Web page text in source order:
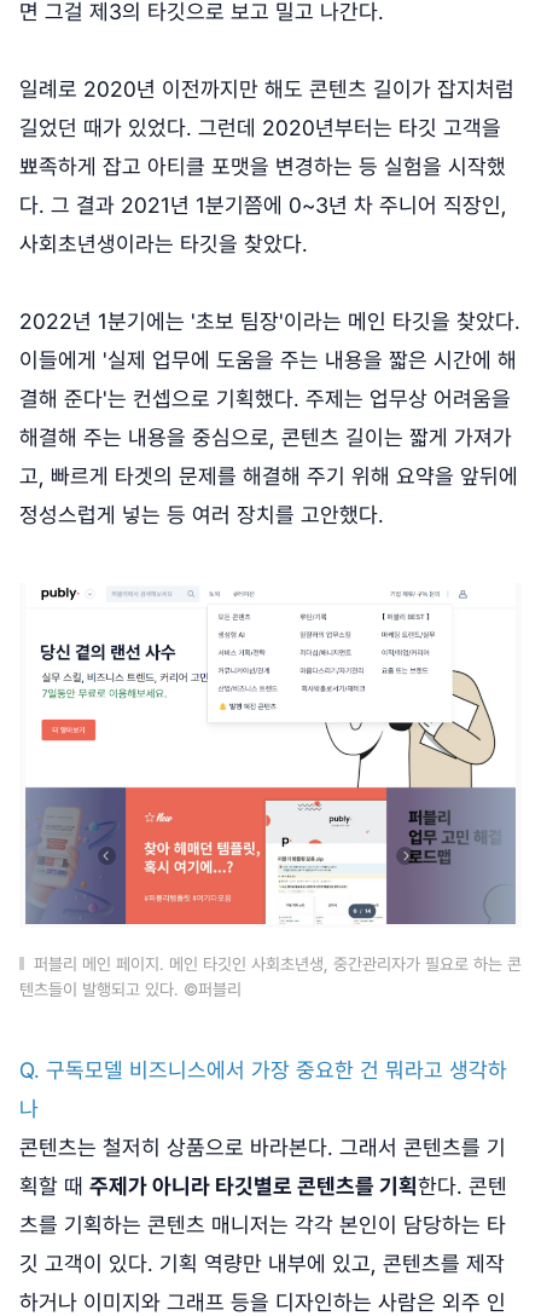
면 그걸 제3의 타깃으로 보고 밀고 나간다.
일례로 2020년 이전까지만 해도 콘텐츠 길이가 잡지처럼
길었던 때가 있었다. 그런데 2020년부터는 타깃 고객을
뾰족하게 잡고 아티클 포맷을 변경하는 등 실험을 시작했
다. 그 결과 2021년 1분기쯤에 0~3년 차 주니어 직장인,
사회초년생이라는 타깃을 찾았다.
2022년 1분기에는 '초보 팀장'이라는 메인 타깃을 찾았다.
이들에게 '실제 업무에 도움을 주는 내용을 짧은 시간에 해
결해 준다'는 컨셉으로 기획했다. 주제는 업무상 어려움을
해결해 주는 내용을 중심으로, 콘텐츠 길이는 짧게 가져가
고, 빠르게 타겟의 문제를 해결해 주기 위해 요약을 앞뒤에
정성스럽게 넣는 등 여러 장치를 고안했다.
퍼블리 메인 페이지. 메인 타깃인 사회초년생, 중간관리자가 필요로 하는 콘
텐츠들이 발행되고 있다. ©퍼블리
Q. 구독모델 비즈니스에서 가장 중요한 건 뭐라고 생각하
나
콘텐츠는 철저히 상품으로 바라본다. 그래서 콘텐츠를 기
획할 때 주제가 아니라 타깃별로 콘텐츠를 기획한다. 콘텐
츠를 기획하는 콘텐츠 매니저는 각각 본인이 담당하는 타
깃 고객이 있다. 기획 역량만 내부에 있고, 콘텐츠를 제작
하거나 이미지와 그래프 등을 디자인하는 사람은 외주 인